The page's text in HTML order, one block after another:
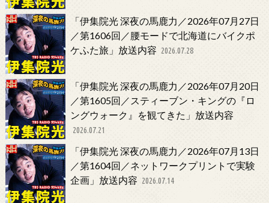
「伊集院光 深夜の馬鹿力／2026年07月27日
／第1606回／腰モードで北海道にバイクポ
ケふた旅」放送内容 2026.07.28
「伊集院光 深夜の馬鹿力／2026年07月20日
／第1605回／スティーブン・キングの『ロ
ングウォーク』を観てきた」放送内容
2026.07.21
「伊集院光 深夜の馬鹿力／2026年07月13日
／第1604回／ネットワークプリントで実験
企画」放送内容 2026.07.14